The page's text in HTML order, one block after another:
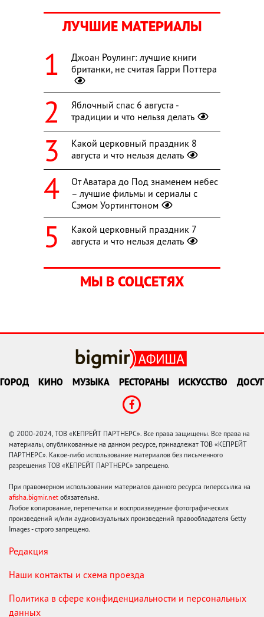
ЛУЧШИЕ МАТЕРИАЛЫ
Джоан Роулинг: лучшие книги
британки, не считая Гарри Поттера
Яблочный спас 6 августа -
традиции и что нельзя делать
Какой церковный праздник 8
августа и что нельзя делать
От Аватара до Под знаменем небес
– лучшие фильмы и сериалы с
Сэмом Уортингтоном
Какой церковный праздник 7
августа и что нельзя делать
МЫ В СОЦСЕТЯХ
ГОРОД КИНО МУЗЫКА РЕСТОРАНЫ ИСКУССТВО ДОСУГ
© 2000-2024, ТОВ «КЕПРЕЙТ ПАРТНЕРС». Все права защищены. Все права на
материалы, опубликованные на данном ресурсе, принадлежат ТОВ «КЕПРЕЙТ
ПАРТНЕРС». Какое-либо использование материалов без письменного
разрешения ТОВ «КЕПРЕЙТ ПАРТНЕРС» запрещено.
При правомерном использовании материалов данного ресурса гиперссылка на
afisha.bigmir.net обязательна.
Любое копирование, перепечатка и воспроизведение фотографических
произведений и/или аудиовизуальных произведений правообладателя Getty
Images - строго запрещено.
Редакция
Наши контакты и схема проезда
Политика в сфере конфиденциальности и персональных
данных